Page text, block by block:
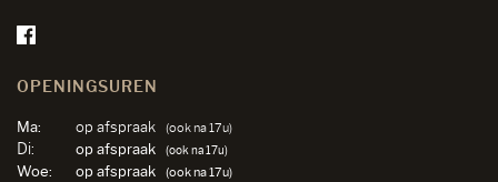
OPENINGSUREN
Ma: op afspraak (ook na 17u)
Di: op afspraak (ook na 17u)
Woe: op afspraak (ook na 17u)